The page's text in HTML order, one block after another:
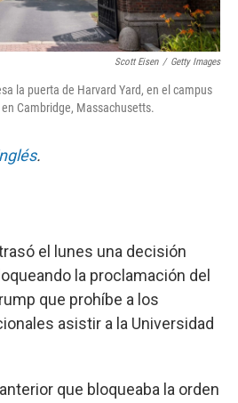
Scott Eisen / Getty Images
la puerta de Harvard Yard, en el campus
Cambridge, Massachusetts.
.
el lunes una decisión
la proclamación del
que prohíbe a los
asistir a la Universidad
que bloqueaba la orden